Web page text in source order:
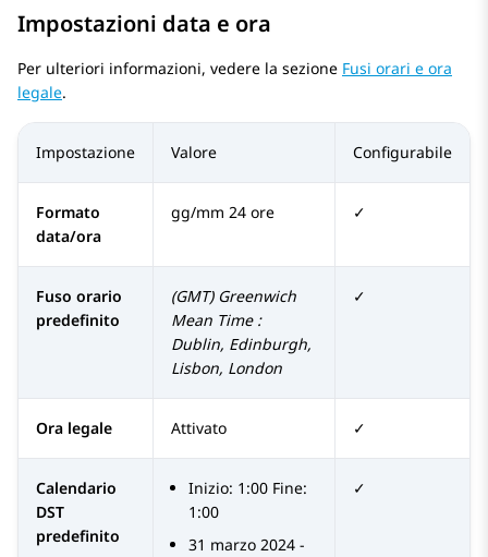
Impostazioni data e ora
Per ulteriori informazioni, vedere la sezione Fusi orari e ora
legale.
Impostazione Valore Configurabile
Formato
data/ora
gg/mm 24 ore ✓
Fuso orario
predefinito
(GMT) Greenwich
Mean Time :
Dublin, Edinburgh,
Lisbon, London
✓
Ora legale Attivato ✓
Calendario
DST
predefinito
Inizio: 1:00 Fine:
1:00
31 marzo 2024 -
✓